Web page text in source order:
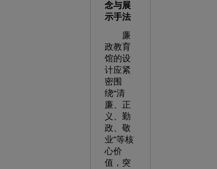
念与展
示手法
廉
政教育
馆的设
计应紧
密围
绕“清
廉、正
义、勤
政、敬
业”等核
心价
值，突